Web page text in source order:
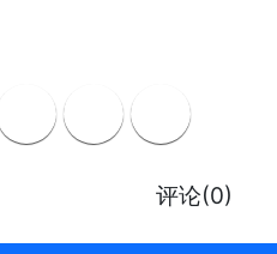
评论(0)